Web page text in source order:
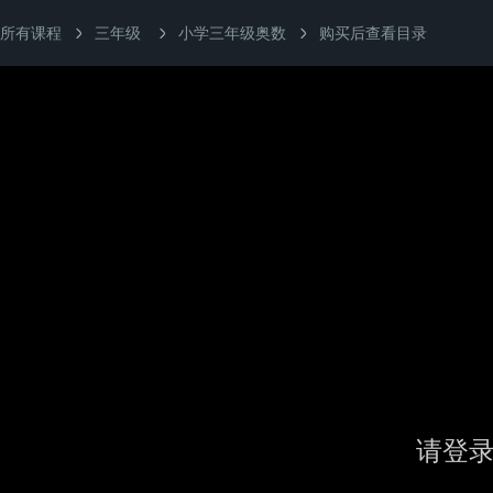
所有课程 三年级 小学三年级奥数 购买后查看目录
请登